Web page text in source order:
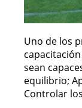
Uno de los
sean
equilibrio;
Controlar